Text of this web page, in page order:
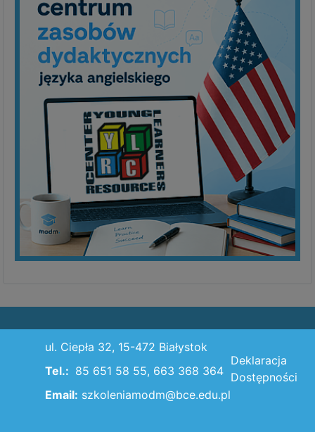
ul. Ciepła 32, 15-472 Białystok
Tel.: 85 651 58 55, 663 368 364
Email: szkoleniamodm@bce.edu.pl
Deklaracja
Dostępności